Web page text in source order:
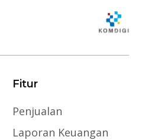
Fitur
Penjualan
Laporan Keuangan